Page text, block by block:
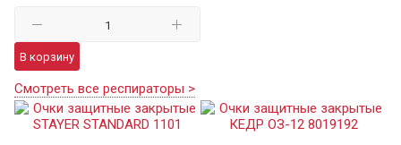
В корзину
Смотреть все респираторы >